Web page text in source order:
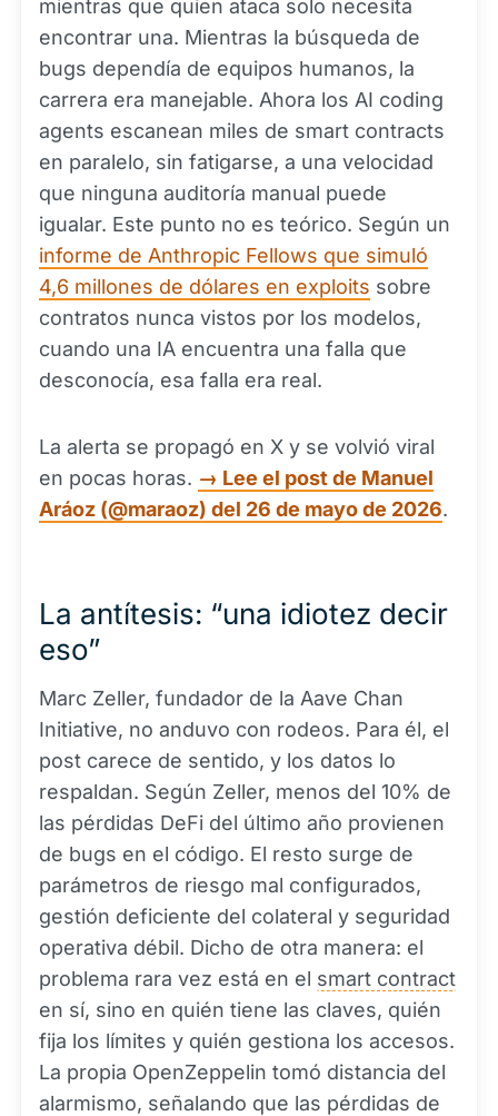
mientras que quien ataca solo necesita
encontrar una. Mientras la búsqueda de
bugs dependía de equipos humanos, la
carrera era manejable. Ahora los AI coding
agents escanean miles de smart contracts
en paralelo, sin fatigarse, a una velocidad
que ninguna auditoría manual puede
igualar. Este punto no es teórico. Según un
informe de Anthropic Fellows que simuló
4,6 millones de dólares en exploits sobre
contratos nunca vistos por los modelos,
cuando una IA encuentra una falla que
desconocía, esa falla era real.
La alerta se propagó en X y se volvió viral
en pocas horas. → Lee el post de Manuel
Aráoz (@maraoz) del 26 de mayo de 2026.
La antítesis: “una idiotez decir
eso”
Marc Zeller, fundador de la Aave Chan
Initiative, no anduvo con rodeos. Para él, el
post carece de sentido, y los datos lo
respaldan. Según Zeller, menos del 10% de
las pérdidas DeFi del último año provienen
de bugs en el código. El resto surge de
parámetros de riesgo mal configurados,
gestión deficiente del colateral y seguridad
operativa débil. Dicho de otra manera: el
problema rara vez está en el smart contract
en sí, sino en quién tiene las claves, quién
fija los límites y quién gestiona los accesos.
La propia OpenZeppelin tomó distancia del
alarmismo, señalando que las pérdidas de